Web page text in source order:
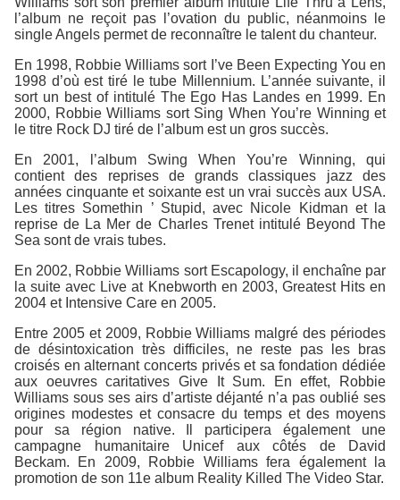
l’album ne reçoit pas l’ovation du public, néanmoins le
single Angels permet de reconnaître le talent du chanteur.
En 1998, Robbie Williams sort I’ve Been Expecting You en
1998 d’où est tiré le tube Millennium. L’année suivante, il
sort un best of intitulé The Ego Has Landes en 1999. En
2000, Robbie Williams sort Sing When You’re Winning et
le titre Rock DJ tiré de l’album est un gros succès.
En 2001, l’album Swing When You’re Winning, qui
contient des reprises de grands classiques jazz des
années cinquante et soixante est un vrai succès aux USA.
Les titres Somethin ’ Stupid, avec Nicole Kidman et la
reprise de La Mer de Charles Trenet intitulé Beyond The
Sea sont de vrais tubes.
En 2002, Robbie Williams sort Escapology, il enchaîne par
la suite avec Live at Knebworth en 2003, Greatest Hits en
2004 et Intensive Care en 2005.
Entre 2005 et 2009, Robbie Williams malgré des périodes
de désintoxication très difficiles, ne reste pas les bras
croisés en alternant concerts privés et sa fondation dédiée
aux oeuvres caritatives Give It Sum. En effet, Robbie
Williams sous ses airs d’artiste déjanté n’a pas oublié ses
origines modestes et consacre du temps et des moyens
pour sa région native. Il participera également une
campagne humanitaire Unicef aux côtés de David
Beckam. En 2009, Robbie Williams fera également la
promotion de son 11e album Reality Killed The Video Star.